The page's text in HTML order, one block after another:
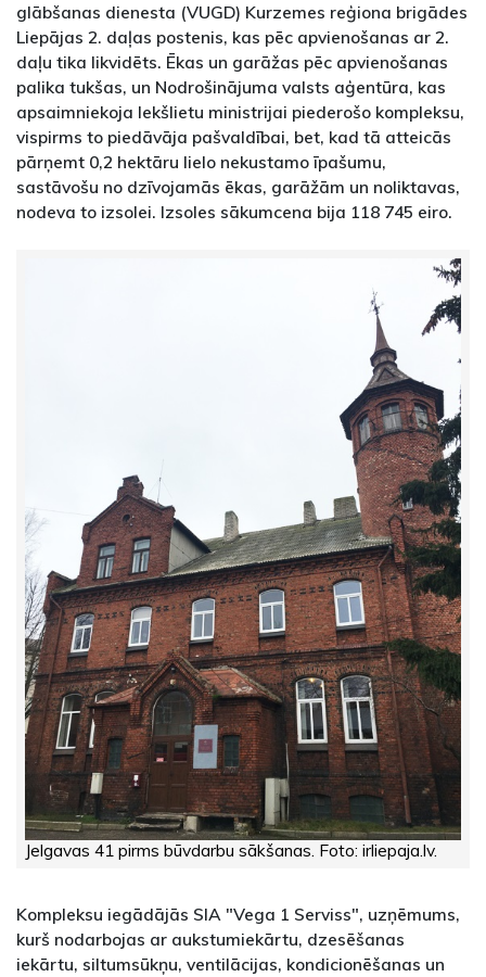
glābšanas dienesta (VUGD) Kurzemes reģiona brigādes
Liepājas 2. daļas postenis, kas pēc apvienošanas ar 2.
daļu tika likvidēts. Ēkas un garāžas pēc apvienošanas
palika tukšas, un Nodrošinājuma valsts aģentūra, kas
apsaimniekoja Iekšlietu ministrijai piederošo kompleksu,
vispirms to piedāvāja pašvaldībai, bet, kad tā atteicās
pārņemt 0,2 hektāru lielo nekustamo īpašumu,
sastāvošu no dzīvojamās ēkas, garāžām un noliktavas,
nodeva to izsolei. Izsoles sākumcena bija 118 745 eiro.
Jelgavas 41 pirms būvdarbu sākšanas. Foto: irliepaja.lv.
Kompleksu iegādājās SIA "Vega 1 Serviss", uzņēmums,
kurš nodarbojas ar aukstumiekārtu, dzesēšanas
iekārtu, siltumsūkņu, ventilācijas, kondicionēšanas un